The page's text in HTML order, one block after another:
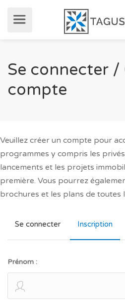
Se connecter /
compte
Veuillez créer un compte pour
programmes y compris les
lancements et les projets
première. Vous pourrez
brochures et les plans de toutes
Se connecter Inscription
Prénom :